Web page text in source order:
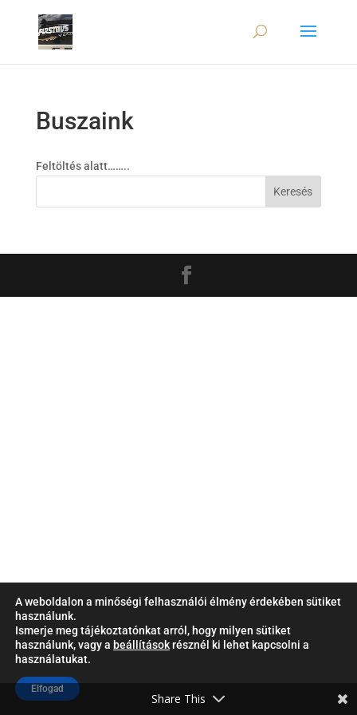
Buszaink
Feltöltés alatt……..
A weboldalon a minőségi felhasználói élmény érdekében sütiket
használunk.
Ismerje meg tájékoztatónkat arról, hogy milyen sütiket
használunk, vagy a beállításokrésznél ki lehet kapcsolni a
használatukat.
Elfogad
Share This